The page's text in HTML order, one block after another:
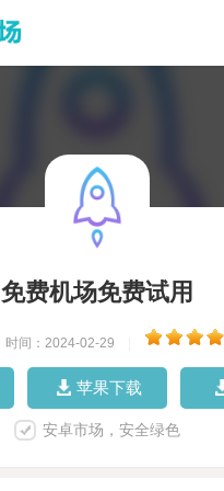
免费机场免费试用
时间：2024-02-29
苹果下载
安卓市场，安全绿色